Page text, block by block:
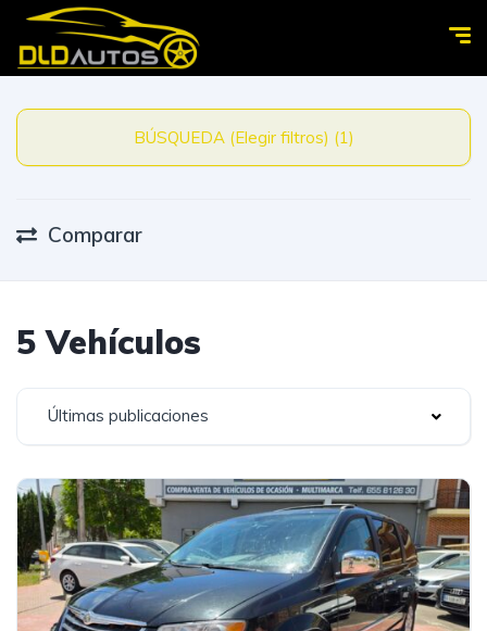
BÚSQUEDA (Elegir filtros) (1)
Comparar
5 Vehículos
Últimas publicaciones